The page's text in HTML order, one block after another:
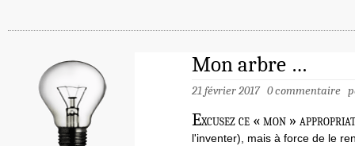
Mon arbre …
21 février 2017 0 commentaire
Excusez ce « mon »
l'inventer), mais à force de le